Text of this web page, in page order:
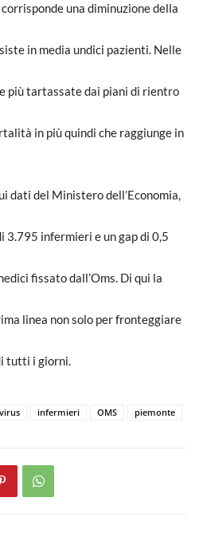
una diminuzione della
in media undici pazienti. Nelle
più tartassate dai piani di rientro
in più quindi che raggiunge in
dati del Ministero dell’Economia,
3.795 infermieri e un gap di 0,5
fissato dall’Oms. Di qui la
linea non solo per fronteggiare
tutti i giorni.
infermieri OMS piemonte